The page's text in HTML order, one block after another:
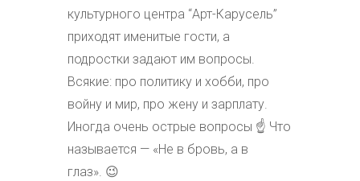
культурного центра “Арт-Карусель”
приходят именитые гости, а
подростки задают им вопросы.
Всякие: про политику и хобби, про
войну и мир, про жену и зарплату.
Иногда очень острые вопросы ☝ Что
называется — «Не в бровь, а в
глаз». 😉